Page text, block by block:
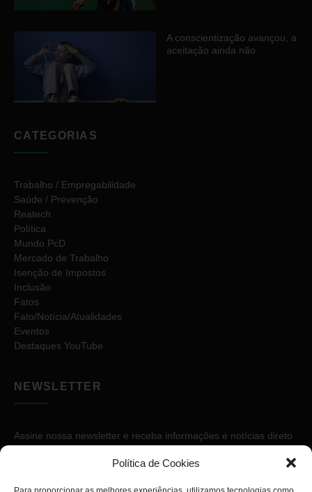
Política de Cookies
A conscientização avançou, a
aceitação ainda não
CATEGORIAS
Trabalho / Empregabilidade
Saúde / Prevenção
Reatech
Política
Mundo PcD
Mercado de Trabalho
Isenção de Impostos
Inclusão
Fatos
Fato/Notícia/Atualidades
Eventos
Destaques YouTube
NEWSLETTER
Assine nossa newsletter e receba informações e notícias direto